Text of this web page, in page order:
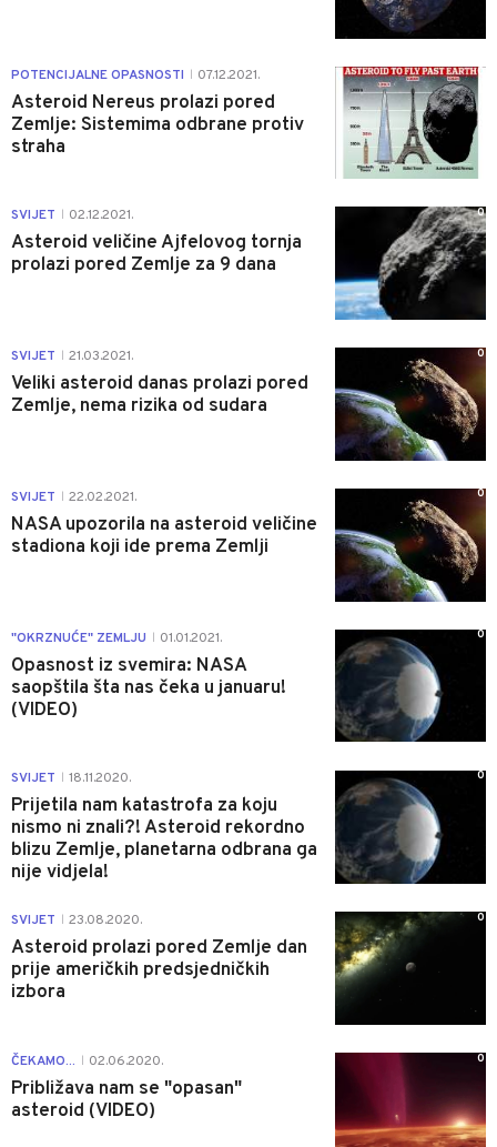
POTENCIJALNE OPASNOSTI 07.12.2021.
Asteroid Nereus prolazi pored
Zemlje: Sistemima odbrane protiv
straha
0
SVIJET 02.12.2021.
Asteroid veličine Ajfelovog tornja
prolazi pored Zemlje za 9 dana
0
SVIJET 21.03.2021.
Veliki asteroid danas prolazi pored
Zemlje, nema rizika od sudara
0
SVIJET 22.02.2021.
NASA upozorila na asteroid veličine
stadiona koji ide prema Zemlji
0
"OKRZNUĆE" ZEMLJU 01.01.2021.
Opasnost iz svemira: NASA
saopštila šta nas čeka u januaru!
(VIDEO)
0
SVIJET 18.11.2020.
Prijetila nam katastrofa za koju
nismo ni znali?! Asteroid rekordno
blizu Zemlje, planetarna odbrana ga
nije vidjela!
0
SVIJET 23.08.2020.
Asteroid prolazi pored Zemlje dan
prije američkih predsjedničkih
izbora
0
ČEKAMO... 02.06.2020.
Približava nam se "opasan"
asteroid (VIDEO)
0